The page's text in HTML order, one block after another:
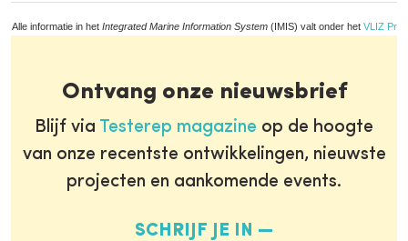
Alle informatie in het Integrated Marine Information System (IMIS) valt onder het VLIZ
Ontvang onze nieuwsbrief
Blijf via Testerep magazine op de hoogte
van onze recentste ontwikkelingen, nieuwste
projecten en aankomende events.
SCHRIJF JE IN